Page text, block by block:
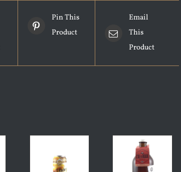
Pin This
Product
Email
This
Product